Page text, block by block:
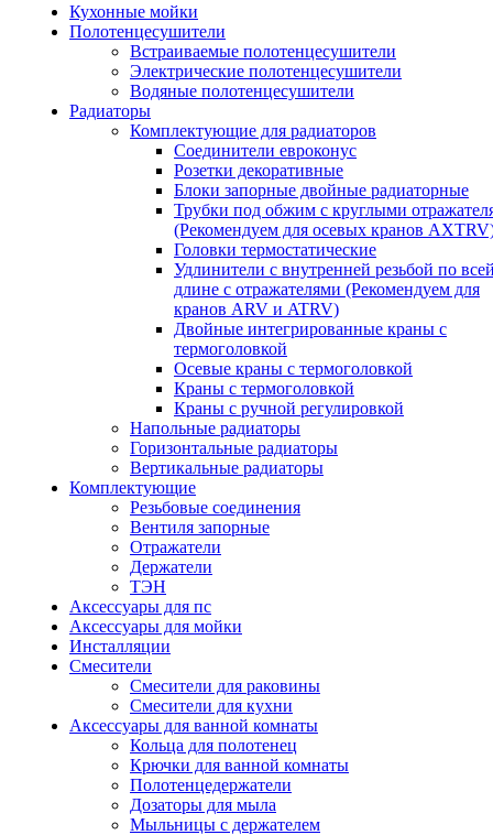
Кухонные мойки
Полотенцесушители
Встраиваемые полотенцесушители
Электрические полотенцесушители
Водяные полотенцесушители
Радиаторы
Комплектующие для радиаторов
Соединители евроконус
Розетки декоративные
Блоки запорные двойные радиаторные
Трубки под обжим с круглыми
(Рекомендуем для осевых кранов
Головки термостатические
Удлинители с внутренней резьбой по
длине с отражателями (Рекомендуем для
кранов ARV и ATRV)
Двойные интегрированные краны с
термоголовкой
Осевые краны с термоголовкой
Краны с термоголовкой
Краны с ручной регулировкой
Напольные радиаторы
Горизонтальные радиаторы
Вертикальные радиаторы
Комплектующие
Резьбовые соединения
Вентиля запорные
Отражатели
Держатели
ТЭН
Аксессуары для пс
Аксессуары для мойки
Инсталляции
Смесители
Смесители для раковины
Смесители для кухни
Аксессуары для ванной комнаты
Кольца для полотенец
Крючки для ванной комнаты
Полотенцедержатели
Дозаторы для мыла
Мыльницы с держателем